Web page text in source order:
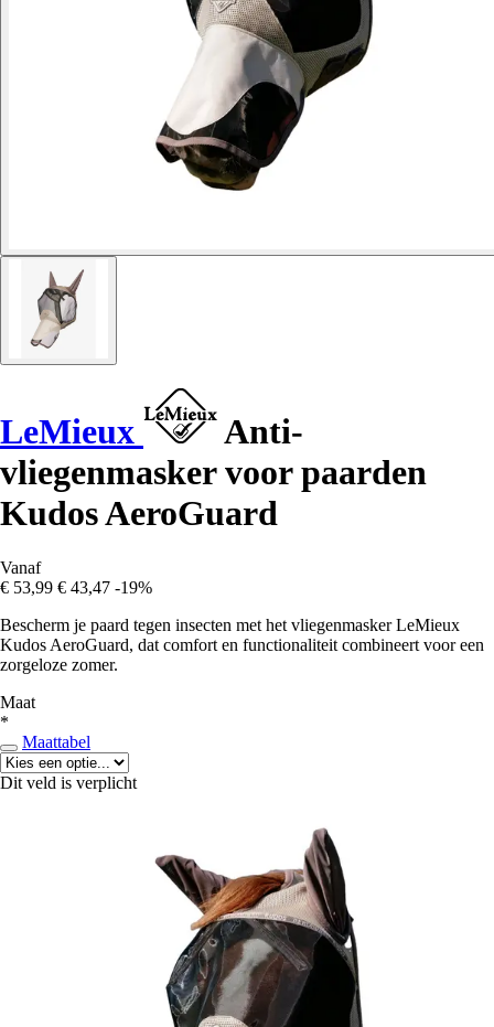
LeMieux
Anti-
vliegenmasker voor paarden
Kudos AeroGuard
Vanaf
€ 53,99 € 43,47 -19%
Bescherm je paard tegen insecten met het vliegenmasker LeMieux
Kudos AeroGuard, dat comfort en functionaliteit combineert voor een
zorgeloze zomer.
Maat
*
Maattabel
Dit veld is verplicht